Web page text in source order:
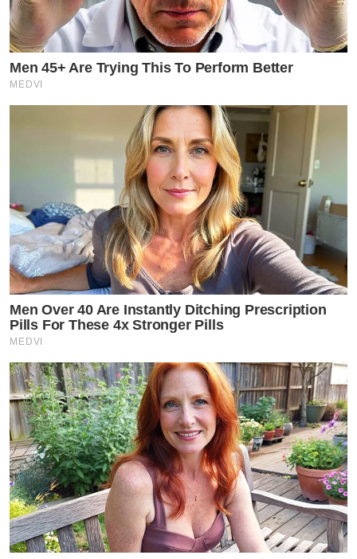
Men 45+ Are Trying This To Perform Better
MEDVI
Men Over 40 Are Instantly Ditching Prescription
Pills For These 4x Stronger Pills
MEDVI